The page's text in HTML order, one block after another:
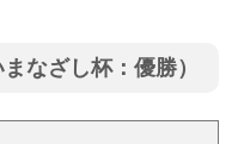
なざし杯：優勝）